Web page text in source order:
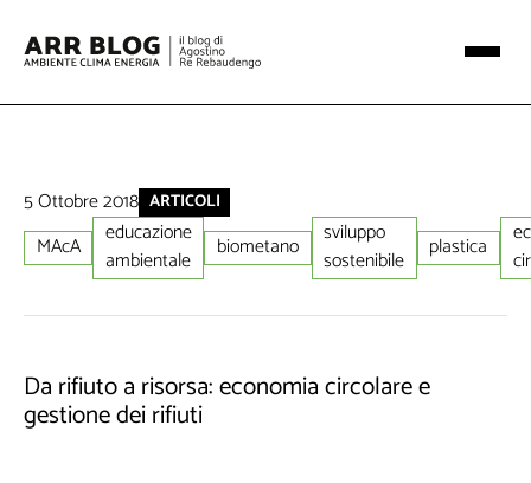
5 Ottobre 2018 ARTICOLI
MAcA
educazione
ambientale
biometano
sviluppo
sostenibile
plastica
Da rifiuto a risorsa: economia circolare e
gestione dei rifiuti